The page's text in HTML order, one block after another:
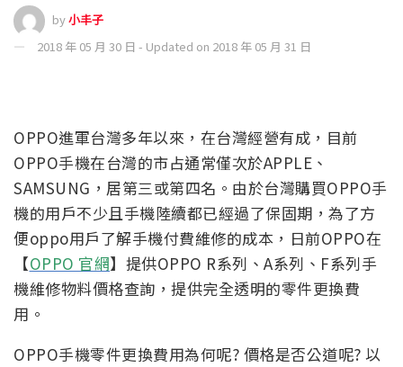
by小丰子
2018 年 05 月 30 日 - Updated on 2018 年 05 月 31 日
OPPO進軍台灣多年以來，在台灣經營有成，目前
OPPO手機在台灣的市占通常僅次於APPLE、
SAMSUNG，居第三或第四名。由於台灣購買OPPO手
機的用戶不少且手機陸續都已經過了保固期，為了方
便oppo用戶了解手機付費維修的成本，日前OPPO在
【OPPO 官網】提供OPPO R系列、A系列、F系列手
機維修物料價格查詢，提供完全透明的零件更換費
用。
OPPO手機零件更換費用為何呢? 價格是否公道呢? 以